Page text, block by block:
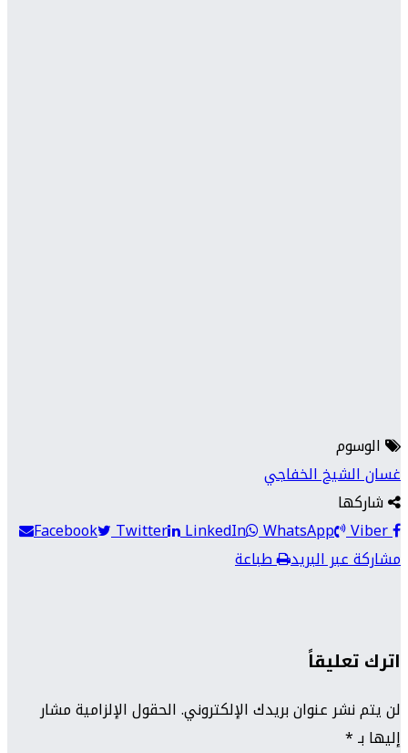
الوسوم
غسان الشيخ الخفاجي
شاركها
Facebook
Twitter LinkedIn WhatsApp Viber
مشاركة عبر البريد
طباعة
اترك تعليقاً
لن يتم نشر عنوان بريدك الإلكتروني.الحقول الإلزامية مشار
إليها بـ*